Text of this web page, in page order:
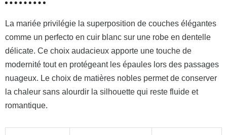
La mariée privilégie la superposition de couches élégantes
comme un perfecto en cuir blanc sur une robe en dentelle
délicate. Ce choix audacieux apporte une touche de
modernité tout en protégeant les épaules lors des passages
nuageux. Le choix de matières nobles permet de conserver
la chaleur sans alourdir la silhouette qui reste fluide et
romantique.